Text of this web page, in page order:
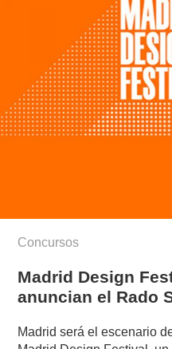
Concursos
Madrid Design
anuncian el Rado
Madrid será el escenario